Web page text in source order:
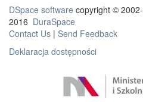
DSpace software copyright © 2002-
2016 DuraSpace
Contact Us | Send Feedback
Deklaracja dostępności